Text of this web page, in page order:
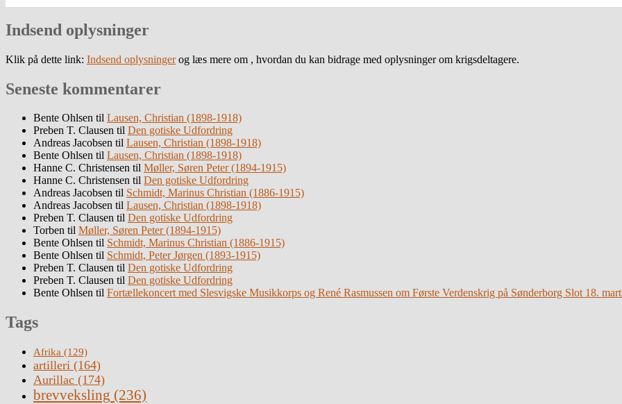
Indsend oplysninger
Klik på dette link: Indsend oplysningerog læs mere om , hvordan du kan bidrage med oplysninger om krigsdeltagere.
Seneste kommentarer
Bente Ohlsen til Lausen, Christian (1898-1918)
Preben T. Clausen til Den gotiske Udfordring
Andreas Jacobsen til Lausen, Christian (1898-1918)
Bente Ohlsen til Lausen, Christian (1898-1918)
Hanne C. Christensen til Møller, Søren Peter (1894-1915)
Hanne C. Christensen til Den gotiske Udfordring
Andreas Jacobsen til Schmidt, Marinus Christian (1886-1915)
Andreas Jacobsen til Lausen, Christian (1898-1918)
Preben T. Clausen til Den gotiske Udfordring
Torben til Møller, Søren Peter (1894-1915)
Bente Ohlsen til Schmidt, Marinus Christian (1886-1915)
Bente Ohlsen til Schmidt, Peter Jørgen (1893-1915)
Preben T. Clausen til Den gotiske Udfordring
Preben T. Clausen til Den gotiske Udfordring
Bente Ohlsen til Fortællekoncert med Slesvigske Musikkorps og René Rasmussen om Første Verdenskrig på Sønderborg Slot 18.
Tags
Afrika (129)
artilleri (164)
Aurillac (174)
brevveksling (236)